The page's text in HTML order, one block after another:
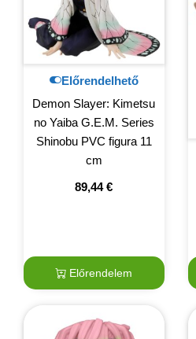
Előrendelhető
Demon Slayer: Kimetsu
no Yaiba G.E.M. Series
Shinobu PVC figura 11
cm
89,44€
Előrendelem